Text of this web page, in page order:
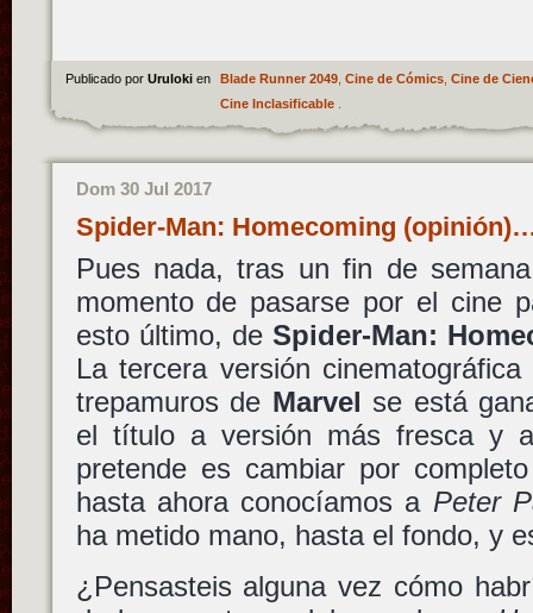
Publicado por Uruloki en Blade Runner 2049, Cine de Cómics, Cine de
Cine Inclasificable.
Dom 30 Jul 2017
Spider-Man: Homecoming
Pues nada, tras un fin de
momento de pasarse por el cine
esto último, de Spider-Man:
La tercera versión
trepamuros de Marvel se está
el título a versión más fresca y
pretende es cambiar por
hasta ahora conocíamos a Peter
ha metido mano, hasta el fondo, y
¿Pensasteis alguna vez cómo